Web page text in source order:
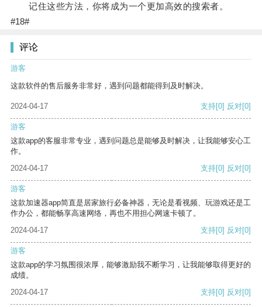
记住这些方法，你将成为一个更加高效的搜索者。
#18#
评论
游客
这款软件的售后服务非常好，遇到问题都能得到及时解决。
2024-04-17 支持[0] 反对[0]
游客
这款app的客服非常专业，遇到问题总是能够及时解决，让我能够安心工
作。
2024-04-17
支持[0] 反对[0]
游客
这款加速器app简直是居家旅行必备神器，无论是看视频、玩游戏还是工
作办公，都能畅享高速网络，再也不用担心网速卡顿了。
2024-04-17
支持[0] 反对[0]
游客
这款app的学习氛围很浓厚，能够激励我不断学习，让我能够取得更好的
成绩。
2024-04-17
支持[0] 反对[0]